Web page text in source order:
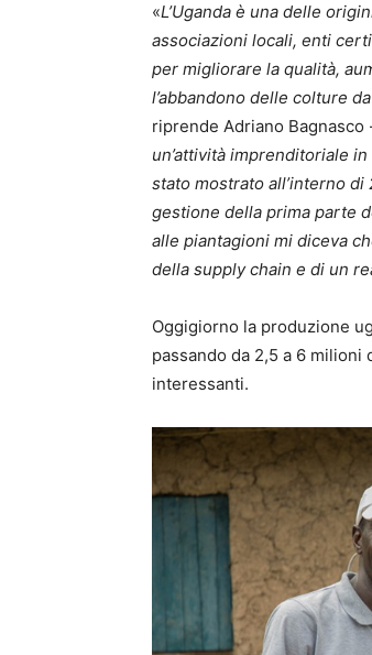
«L’Uganda è una delle
associazioni locali, enti
per migliorare la qualità,
l’abbandono delle colture
riprende Adriano Bagnasco
un’attività imprenditoriale
stato mostrato all’interno
gestione della prima parte
alle piantagioni mi diceva
della supply chain e di un
Oggigiorno la produzione
passando da 2,5 a 6
interessanti.